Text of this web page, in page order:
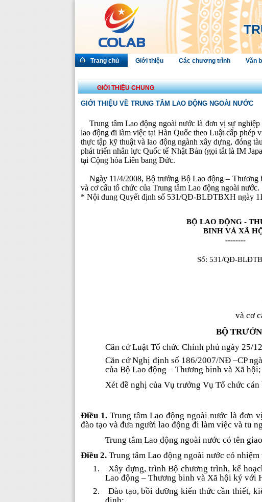
Trang chủ Giới thiệu Các chương trình Văn
GIỚI THIỆU CHUNG
GIỚI THIỆU VỀ TRUNG TÂM LAO ĐỘNG NGOÀI NƯỚC
Trung tâm Lao động ngoài nước là đơn vị sự
lao động đi làm việc tại Hàn Quốc theo Luật cấp phép
thực tập kỹ thuật và lao động ngành xây dựng, đóng
phát triển nhân lực Quốc tế Nhật Bản (gọi tắt là IM
tại Cộng hòa Liên bang Đức.
Ngày 11/4/2008, Bộ trưởng Bộ Lao động –
và cơ cấu tổ chức của Trung tâm Lao động ngoài nước.
* Nội dung Quyết định số 531/QĐ-BLĐTBXH ngày
BỘ LAO ĐỘNG -
BINH VÀ XÃ
--------
Số: 531/QĐ-
và cơ
BỘ
Căn cứ Luật Tổ chức Chính phủ ngày 25/
Căn cứ Nghị định số 186/2007/NĐ –CP
của Bộ Lao động – Thương binh và Xã hội;
Xét đề nghị của Vụ trưởng Vụ Tổ chức cán
Điều 1. Trung tâm Lao động ngoài nước là đơn
đào tạo và đưa người lao động đi làm việc và tu
Trung tâm Lao động ngoài nước có tên
Điều 2. Trung tâm Lao động ngoài nước có nhiệm
1.
Xây dựng, trình Bộ chương trình, kế
Lao động – Thương binh và Xã hội ký với
2.
Đào tạo, bồi dưỡng kiến thức cần thiết,